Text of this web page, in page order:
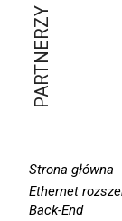
PARTNERZY
Strona główna
Ethernet
Back-End